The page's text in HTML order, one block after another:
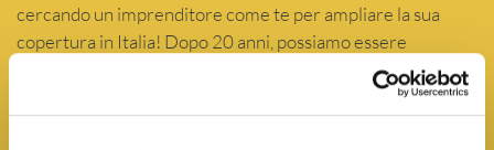
cercando un imprenditore come te per ampliare la sua
copertura in Italia! Dopo 20 anni, possiamo essere
orgogliosi di avere oltre 140 Agenzie in Italia. Siamo infatti
presenti in 88 province su 107 e in 19 regioni su 20. Più del
70% degli Italiani è raggiunto dai servizi Sailpost!